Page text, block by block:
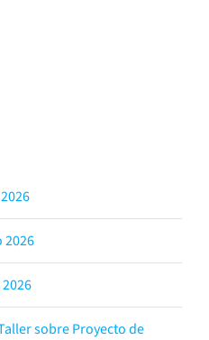
2026
sobre Proyecto de